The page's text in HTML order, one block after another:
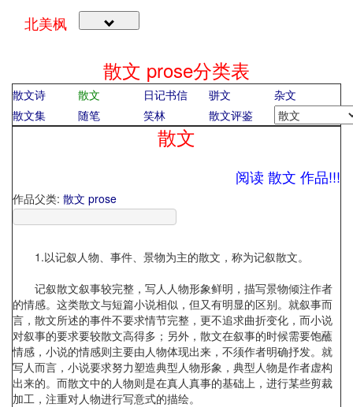
北美枫
散文 prose分类表
散文诗 散文 日记书信 骈文
杂文
散文集
随笔 笑林 散文评鉴
散文
阅读 散文 作品!!!
作品父类: 散文 prose
1.以记叙人物、事件、景物为主的散文，称为记叙散文。
记叙散文叙事较完整，写人人物形象鲜明，描写景物倾注作者
的情感。这类散文与短篇小说相似，但又有明显的区别。就叙事而
言，散文所述的事件不要求情节完整，更不追求曲折变化，而小说
对叙事的要求要较散文高得多；另外，散文在叙事的时候需要饱蘸
情感，小说的情感则主要由人物体现出来，不须作者明确抒发。就
写人而言，小说要求努力塑造典型人物形象，典型人物是作者虚构
出来的。而散文中的人物则是在真人真事的基础上，进行某些剪裁
加工，注重对人物进行写意式的描绘。